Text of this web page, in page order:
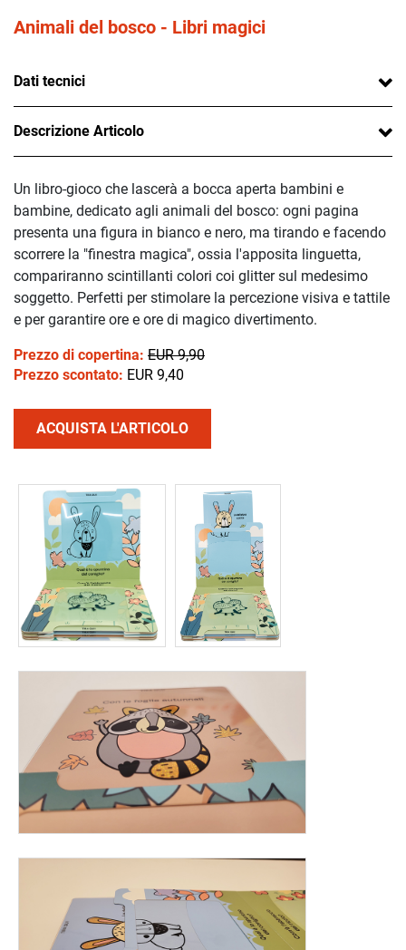
Animali del bosco - Libri magici
Dati tecnici
Descrizione Articolo
Un libro-gioco che lascerà a bocca aperta bambini e
bambine, dedicato agli animali del bosco: ogni pagina
presenta una figura in bianco e nero, ma tirando e facendo
scorrere la "finestra magica", ossia l'apposita linguetta,
compariranno scintillanti colori coi glitter sul medesimo
soggetto. Perfetti per stimolare la percezione visiva e tattile
e per garantire ore e ore di magico divertimento.
Prezzo di copertina: EUR 9,90
Prezzo scontato: EUR 9,40
ACQUISTA L'ARTICOLO